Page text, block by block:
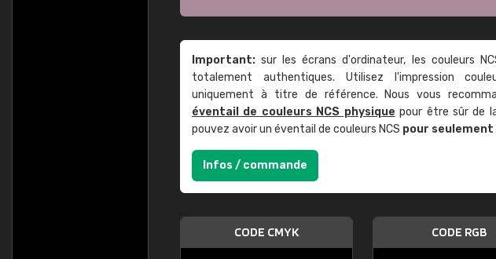
Important: sur les écrans d'ordinateur, les couleurs
totalement authentiques. Utilisez l'impression
uniquement à titre de référence. Nous vous
éventail de couleurs NCS physique pour être sûr de
pouvez avoir un éventail de couleurs NCS pour seulement
Infos / commande
CODE CMYK CODE RGB